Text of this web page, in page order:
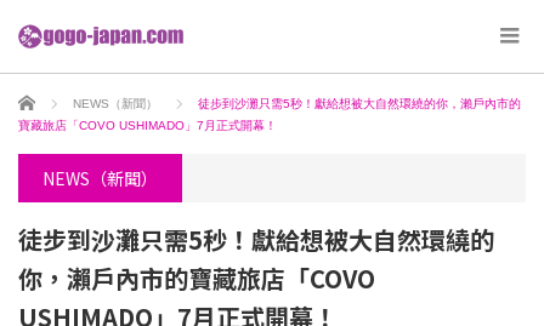
ホーム NEWS（新聞）
徒步到沙灘只需5秒！獻給想被大自然環繞的你，瀨戶內市的
寶藏旅店「COVO USHIMADO」7月正式開幕！
NEWS（新聞）
徒步到沙灘只需5秒！獻給想被大自然環繞的
你，瀨戶內市的寶藏旅店「COVO
USHIMADO」7月正式開幕！